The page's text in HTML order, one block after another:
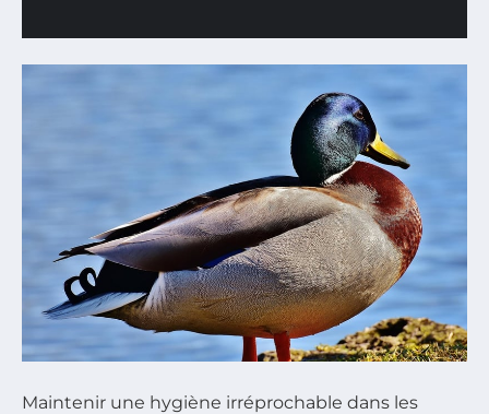
Maintenir une hygiène irréprochable dans les